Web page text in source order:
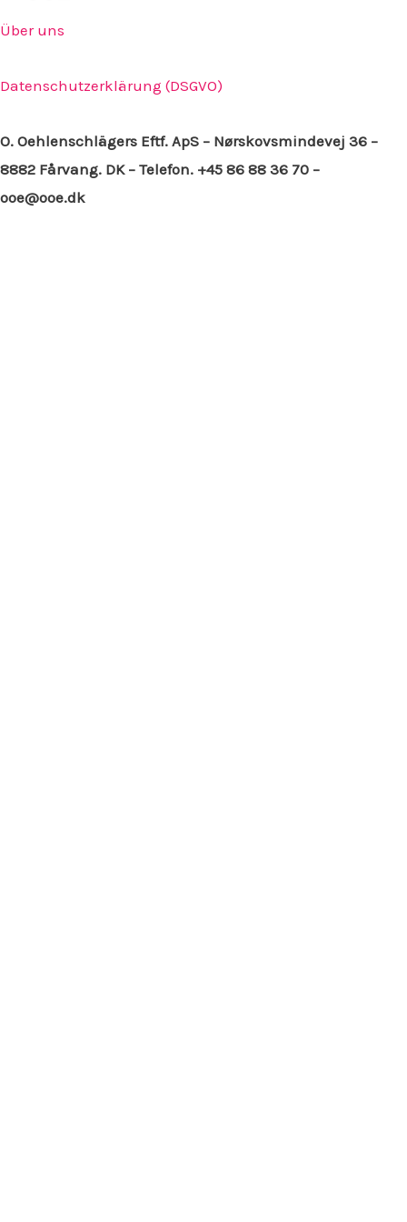
Über uns
Datenschutzerklärung (DSGVO)
O. Oehlenschlägers Eftf. ApS – Nørskovsmindevej 36 –
8882 Fårvang. DK – Telefon. +45 86 88 36 70 –
ooe@ooe.dk